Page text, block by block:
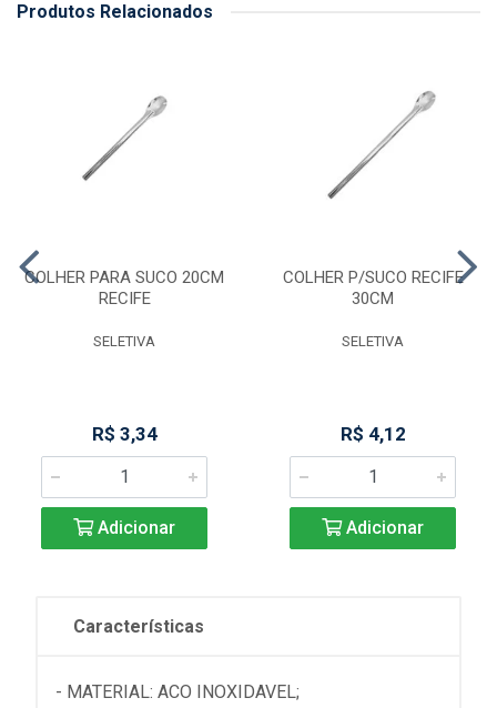
Produtos Relacionados
COLHER PARA SUCO 20CM
RECIFE
SELETIVA
R$ 3,34
Adicionar
COLHER P/SUCO RECIFE
30CM
SELETIVA
R$ 4,12
Adicionar
Características
- MATERIAL: ACO INOXIDAVEL;